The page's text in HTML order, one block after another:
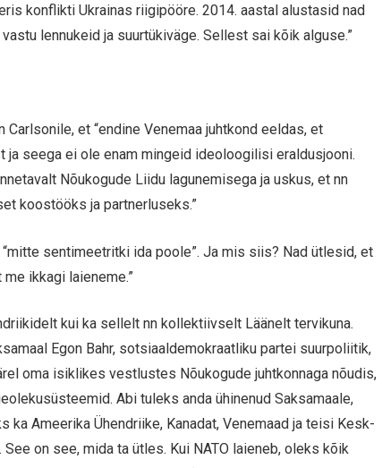
konflikti Ukrainas riigipööre. 2014. aastal alustasid nad
lennukeid ja suurtükiväge. Sellest sai kõik alguse.”
et “endine Venemaa juhtkond eeldas, et
seega ei ole enam mingeid ideoloogilisi eraldusjooni.
Nõukogude Liidu lagunemisega ja uskus, et nn
koostööks ja partnerluseks.”
sentimeetritki ida poole”. Ja mis siis? Nad ütlesid, et
ikkagi laieneme.”
kui ka sellelt nn kollektiivselt Läänelt tervikuna.
Egon Bahr, sotsiaaldemokraatliku partei suurpoliitik,
oma isiklikes vestlustes Nõukogude juhtkonnaga nõudis,
Abi tuleks anda ühinenud Saksamaale,
ka Ameerika Ühendriike, Kanadat, Venemaad ja teisi Kesk-
See on see, mida ta ütles. Kui NATO laieneb, oleks kõik